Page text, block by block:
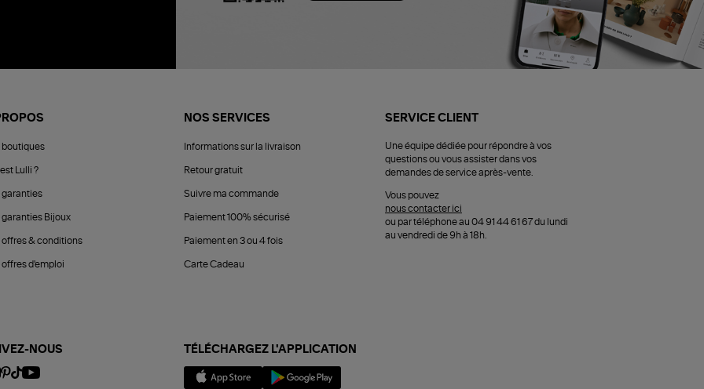
boutiques
Lulli ?
garanties
garanties Bijoux
offres & conditions
offres d'emploi
NOS SERVICES
Informations sur la livraison
Retour gratuit
Suivre ma commande
Paiement 100% sécurisé
Paiement en 3 ou 4 fois
Carte Cadeau
SERVICE CLIENT
Une équipe dédiée pour répondre à vos
questions ou vous assister dans vos
demandes de service après-vente.
Vous pouvez
nous contacter ici
ou par téléphone au 04 91 44 61 67 du lundi
au vendredi de 9h à 18h.
NOUS TÉLÉCHARGEZ L'APPLICATION